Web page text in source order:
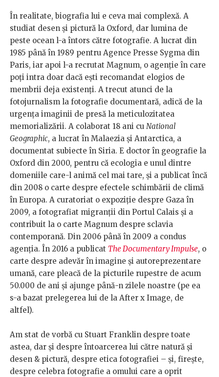
În realitate, biografia lui e ceva mai complexă. A
studiat desen și pictură la Oxford, dar lumina de
peste ocean l-a întors către fotografie. A lucrat din
1985 până în 1989 pentru Agence Presse Sygma din
Paris, iar apoi l-a recrutat Magnum, o agenție în care
poți intra doar dacă ești recomandat elogios de
membrii deja existenți. A trecut atunci de la
fotojurnalism la fotografie documentară, adică de la
urgența imaginii de presă la meticulozitatea
memorializării. A colaborat 18 ani cu National
Geographic, a lucrat în Malaezia și Antarctica, a
documentat subiecte în Siria. E doctor în geografie la
Oxford din 2000, pentru că ecologia e unul dintre
domeniile care-l animă cel mai tare, și a publicat încă
din 2008 o carte despre efectele schimbării de climă
în Europa. A curatoriat o expoziție despre Gaza în
2009, a fotografiat migranții din Portul Calais și a
contribuit la o carte Magnum despre sclavia
contemporană. Din 2006 până în 2009 a condus
agenția. În 2016 a publicat The Documentary Impulse, o
carte despre adevăr în imagine și autoreprezentare
umană, care pleacă de la picturile rupestre de acum
50.000 de ani și ajunge până-n zilele noastre (pe ea
s-a bazat prelegerea lui de la After x Image, de
altfel).
Am stat de vorbă cu Stuart Franklin despre toate
astea, dar și despre întoarcerea lui către natură și
desen & pictură, despre etica fotografiei – și, firește,
despre celebra fotografie a omului care a oprit